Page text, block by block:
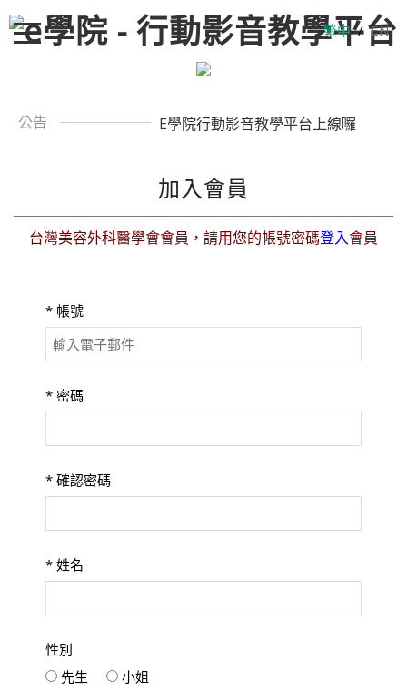
繁中 / EN
公告 E學院行動影音教學平台上線囉
加入會員
台灣美容外科醫學會會員，請用您的帳號密碼登入會員
* 帳號
* 密碼
* 確認密碼
* 姓名
性別
先生
小姐